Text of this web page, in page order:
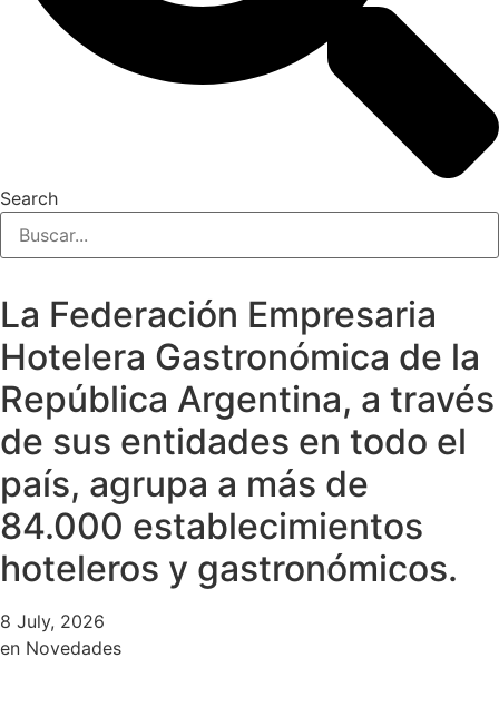
Search
La Federación Empresaria
Hotelera Gastronómica de la
República Argentina, a través
de sus entidades en todo el
país, agrupa a más de
84.000 establecimientos
hoteleros y gastronómicos.
8 July, 2026
en Novedades